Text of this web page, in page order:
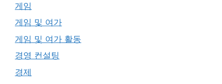
게임
게임 및 여가
게임 및 여가 활동
경영 컨설팅
경제